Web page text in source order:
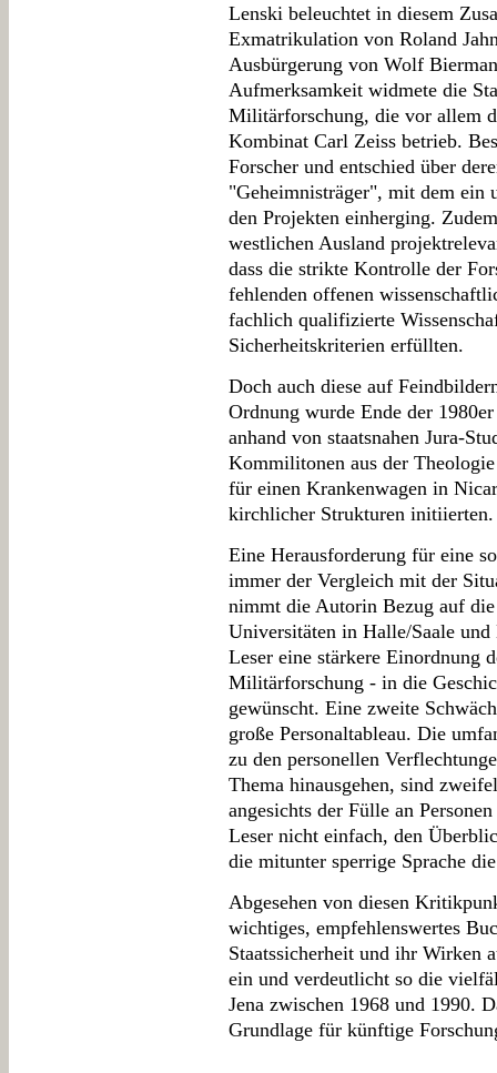
Lenski beleuchtet in diesem
Exmatrikulation von Roland
Ausbürgerung von Wolf
Aufmerksamkeit widmete die
Militärforschung, die vor allem
Kombinat Carl Zeiss betrieb.
Forscher und entschied über
"Geheimnisträger", mit dem ein
den Projekten einherging.
westlichen Ausland
dass die strikte Kontrolle der
fehlenden offenen
fachlich qualifizierte
Sicherheitskriterien erfüllten.
Doch auch diese auf
Ordnung wurde Ende der
anhand von staatsnahen Jura-
Kommilitonen aus der
für einen Krankenwagen in
kirchlicher Strukturen initiierten.
Eine Herausforderung für eine
immer der Vergleich mit der
nimmt die Autorin Bezug auf
Universitäten in Halle/Saale
Leser eine stärkere Einordnung
Militärforschung - in die
gewünscht. Eine zweite
große Personaltableau. Die
zu den personellen
Thema hinausgehen, sind
angesichts der Fülle an
Leser nicht einfach, den
die mitunter sperrige Sprache
Abgesehen von diesen
wichtiges, empfehlenswertes
Staatssicherheit und ihr Wirken
ein und verdeutlicht so die
Jena zwischen 1968 und 1990.
Grundlage für künftige